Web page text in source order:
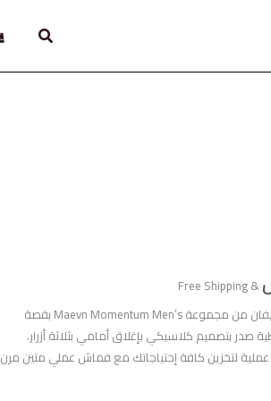
من
خلال
& Free Shipping
لاب كوت طبي رجالي من ماركة ميفان من مجموعة Maevn Momentum Men’s بقصة
مناسب 30 إنش. طية صدر بتصميم كلاسيكي بإغلاق أمامي بثلاثة أزرار.
لتخزين كافة إحتياجاتك مع فماش عملي متين مرن